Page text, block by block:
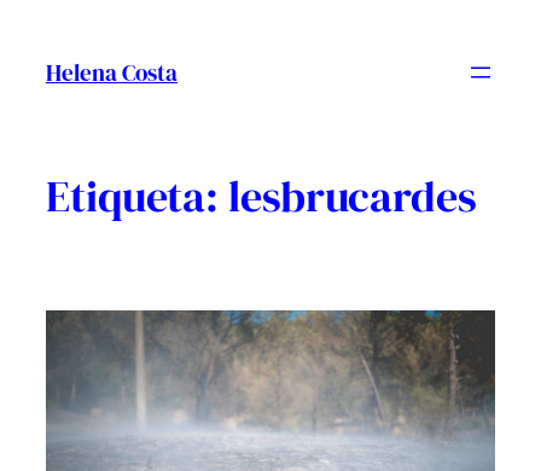
contingut
Helena Costa
Etiqueta: lesbrucardes